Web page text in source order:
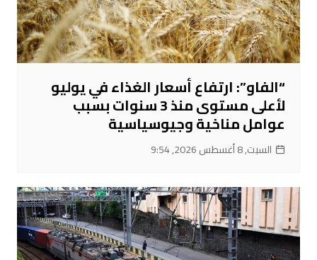
“الفاو”: ارتفاع أسعار الغذاء في يوليو
لأعلى مستوى منذ 3 سنوات بسبب
عوامل مناخية وجيوسياسية
السبت, 8 أغسطس 2026, 9:54